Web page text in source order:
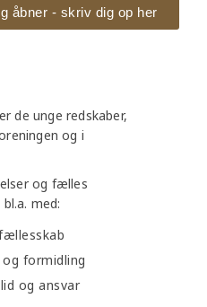
åbner - skriv dig op her
de unge redskaber,
og i
og fælles
med:
formidling
og ansvar